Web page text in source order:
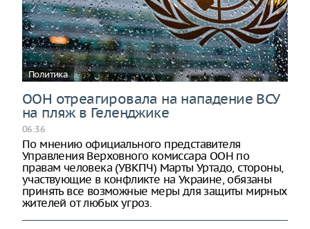
Политика
ООН отреагировала на нападение ВСУ
на пляж в Геленджике
06:36
По мнению официального представителя
Управления Верховного комиссара ООН по
правам человека (УВКПЧ) Марты Уртадо, стороны,
участвующие в конфликте на Украине, обязаны
принять все возможные меры для защиты мирных
жителей от любых угроз.